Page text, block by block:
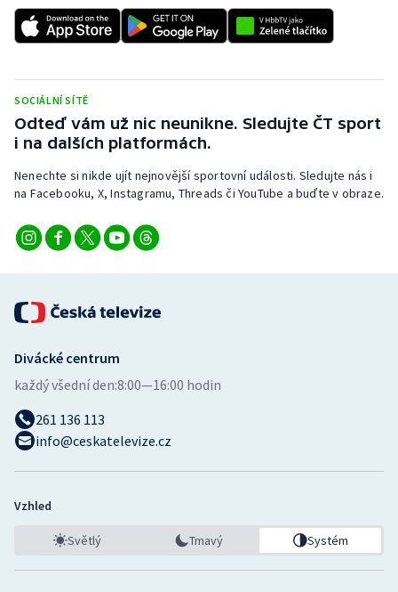
SOCIÁLNÍ SÍTĚ
Odteď vám už nic neunikne. Sledujte ČT sport
i na dalších platformách.
Nenechte si nikde ujít nejnovější sportovní události. Sledujte nás i
na Facebooku, X, Instagramu, Threads či YouTube a buďte v obraze.
Divácké centrum
každý všední den:8:00—16:00 hodin
261 136 113
info@ceskatelevize.cz
Vzhled
Světlý Tmavý Systém